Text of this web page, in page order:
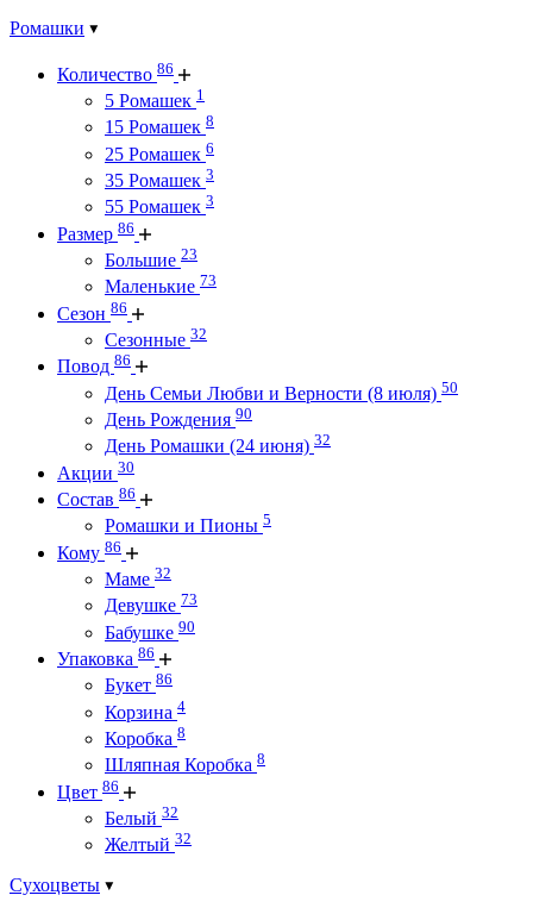
Ромашки
Количество 86
5 Ромашек 1
15 Ромашек 8
25 Ромашек 6
35 Ромашек 3
55 Ромашек 3
Размер 86
Большие 23
Маленькие 73
Сезон 86
Сезонные 32
Повод 86
День Семьи Любви и Верности (8 июля) 50
День Рождения 90
День Ромашки (24 июня) 32
Акции 30
Состав 86
Ромашки и Пионы 5
Кому 86
Маме 32
Девушке 73
Бабушке 90
Упаковка 86
Букет 86
Корзина 4
Коробка 8
Шляпная Коробка 8
Цвет 86
Белый 32
Желтый 32
Сухоцветы